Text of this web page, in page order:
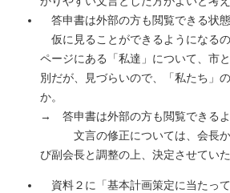
答申書は外部の方も閲覧できる状態
仮に見ることができるようになる
ページにある「私達」について、市
別だが、見づらいので、「私たち」
か。
→ 答申書は外部の方も閲覧できるよ
文言の修正については、会長か
び副会長と調整の上、決定させていた
資料２に「基本計画策定に当たっ